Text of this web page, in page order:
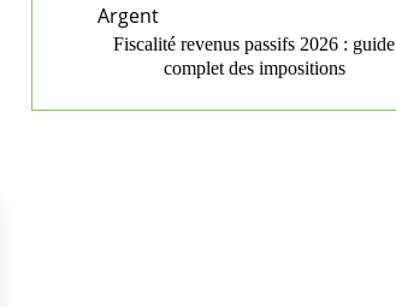
Argent
Fiscalité revenus passifs 2026 : guide
complet des impositions